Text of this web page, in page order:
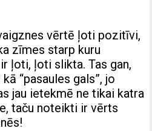
vērtē ļoti pozitīvi,
zīmes starp kuru
ļoti, ļoti slikta. Tas gan,
“pasaules gals”, jo
jau ietekmē ne tikai katra
taču noteikti ir vērts